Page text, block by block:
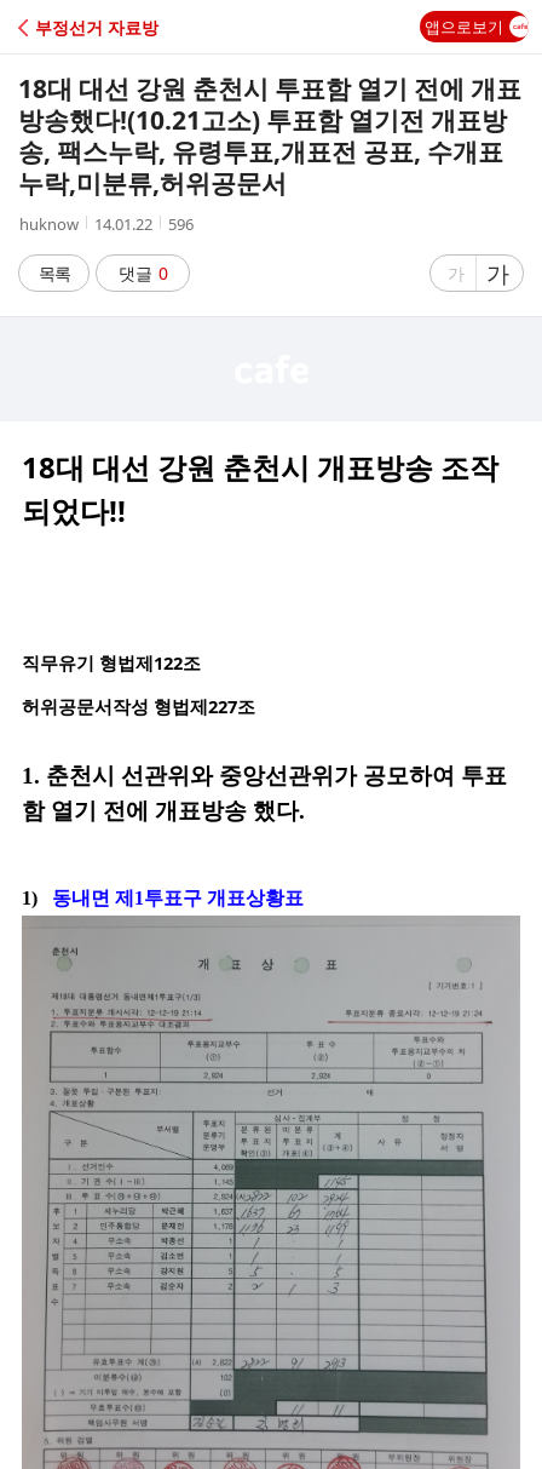
C
A
부정선거 자료방 앱으로보기
18대 대선 강원 춘천시 투표함 열기 전에 개표
방송했다!(10.21고소) 투표함 열기전 개표방
송, 팩스누락, 유령투표,개표전 공표, 수개표
누락,미분류,허위공문서
작
자
huknow
작
시
간
14.01.22
조
수
596
목록 댓글 0
글
게
가
글
자
게
가
18대 대선 강원 춘천시 개표방송 조작
되었다!!
직무유기 형법제122조
허위공문서작성 형법제227조
1. 춘천시 선관위와 중앙선관위가 공모하여 투표
함 열기 전에 개표방송 했다.
1) 동내면 제1투표구 개표상황표